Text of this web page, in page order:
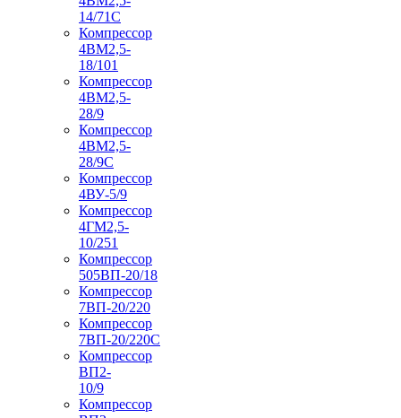
14/71C
Компрессор
4ВМ2,5-
18/101
Компрессор
4ВМ2,5-
28/9
Компрессор
4ВМ2,5-
28/9С
Компрессор
4ВУ-5/9
Компрессор
4ГМ2,5-
10/251
Компрессор
505ВП-20/18
Компрессор
7ВП-20/220
Компрессор
7ВП-20/220С
Компрессор
ВП2-
10/9
Компрессор